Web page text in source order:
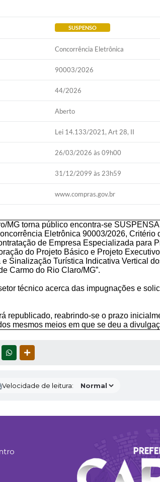
SUSPENSO
Concorrência Eletrônica
90003/2026
44/2026
Aberto
Lei 14.133/2021, Art 28, II
26/03/2026 às 09h00
31/12/2099 às 23h59
www.compras.gov.br
MG torna público encontra-se
Eletrônica 90003/2026, Critério
de Empresa Especializada para
do Projeto Básico e Projeto
Sinalização Turística Indicativa Vertical
Carmo do Rio Claro/MG”.
técnico acerca das impugnações e
republicado, reabrindo-se o prazo
mesmos meios em que se deu a
WHATSAPP
Velocidade de leitura: